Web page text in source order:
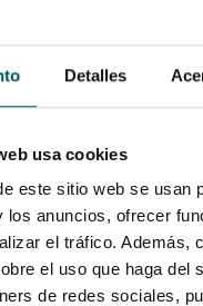
Detalles
usa cookies
este sitio web se usan
los anuncios, ofrecer
el tráfico. Además,
el uso que haga del
de redes sociales,